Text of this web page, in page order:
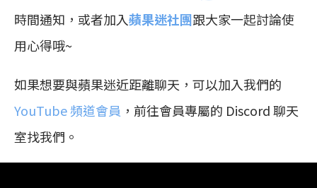
時間通知，或者加入蘋果迷社團跟大家一起討論使
用心得哦~
如果想要與蘋果迷近距離聊天，可以加入我們的
YouTube 頻道會員 ，前往會員專屬的 Discord 聊天
室找我們。